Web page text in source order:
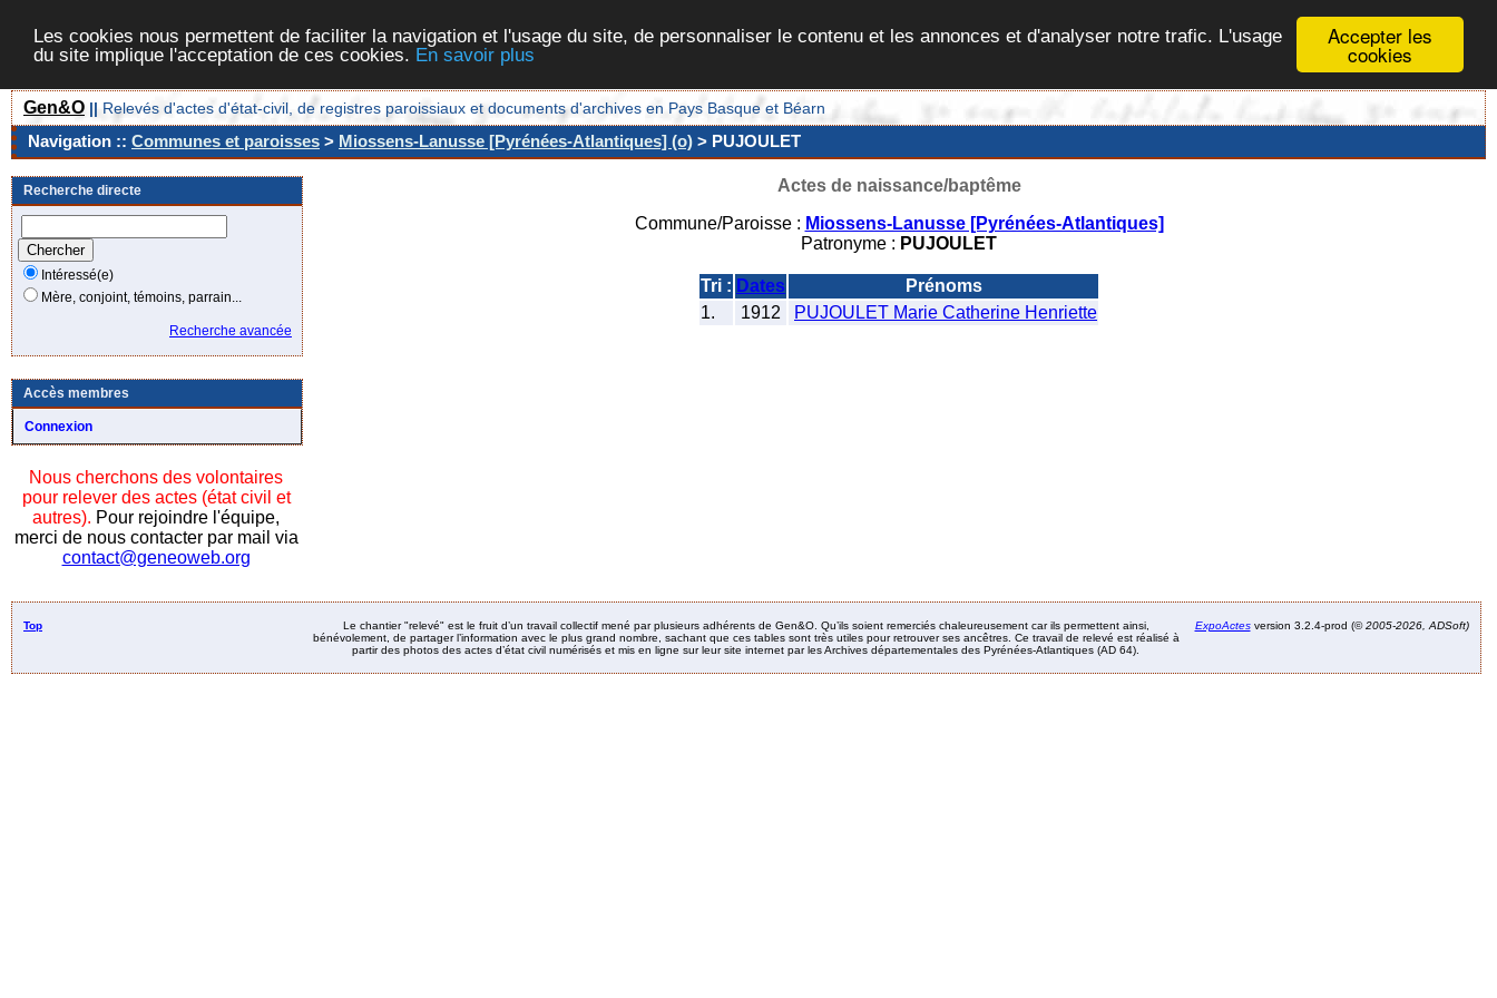
Accepter les
cookies
Les cookies nous permettent de faciliter la navigation et l'usage du site, de personnaliser le contenu et les annonces et d'analyser notre trafic. L'usage
du site implique l'acceptation de ces cookies. En savoir plus
Gen&O || Relevés d'actes d'état-civil, de registres paroissiaux et documents d'archives en Pays Basque et Béarn
Navigation :: Communes et paroisses > Miossens-Lanusse [Pyrénées-Atlantiques] (o) > PUJOULET
Recherche directe
Intéressé(e)
Mère, conjoint, témoins, parrain...
Recherche avancée
Accès membres
Connexion
Nous cherchons des volontaires
pour relever des actes (état civil et
autres). Pour rejoindre l'équipe,
merci de nous contacter par mail via
contact@geneoweb.org
Actes de naissance/baptême
Commune/Paroisse : Miossens-Lanusse [Pyrénées-Atlantiques]
Patronyme : PUJOULET
Tri : Dates
Prénoms
1.
1912 PUJOULET Marie Catherine Henriette
Top
Le chantier "relevé" est le fruit d’un travail collectif mené par plusieurs adhérents de Gen&O. Qu’ils soient remerciés chaleureusement car ils permettent ainsi,
bénévolement, de partager l’information avec le plus grand nombre, sachant que ces tables sont très utiles pour retrouver ses ancêtres. Ce travail de relevé est réalisé à
partir des photos des actes d’état civil numérisés et mis en ligne sur leur site internet par les Archives départementales des Pyrénées-Atlantiques (AD 64).
ExpoActesversion 3.2.4-prod (©2005-2026, ADSoft)